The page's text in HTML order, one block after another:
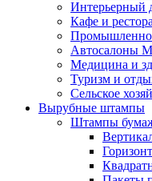
Интерьерный
Кафе и
Автосалоны
Медицина и
Туризм и
Сельское
Вырубные штампы
Штампы